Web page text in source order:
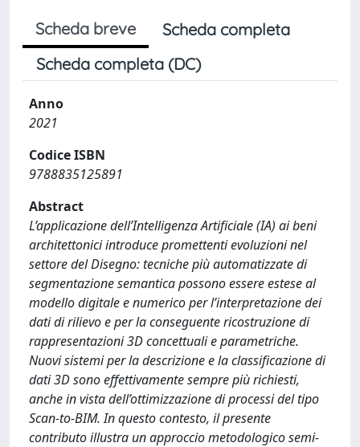
Scheda breve
Scheda completa
Scheda completa (DC)
Anno
2021
Codice ISBN
9788835125891
Abstract
L’applicazione dell’Intelligenza Artificiale (IA) ai beni
architettonici introduce promettenti evoluzioni nel
settore del Disegno: tecniche più automatizzate di
segmentazione semantica possono essere estese al
modello digitale e numerico per l’interpretazione dei
dati di rilievo e per la conseguente ricostruzione di
rappresentazioni 3D concettuali e parametriche.
Nuovi sistemi per la descrizione e la classificazione di
dati 3D sono effettivamente sempre più richiesti,
anche in vista dell’ottimizzazione di processi del tipo
Scan-to-BIM. In questo contesto, il presente
contributo illustra un approccio metodologico semi-